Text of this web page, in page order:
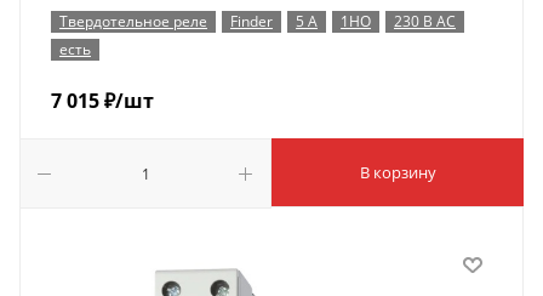
Твердотельное реле Finder 5 А 1НО
230 В AC
есть
7 015₽/шт
В корзину